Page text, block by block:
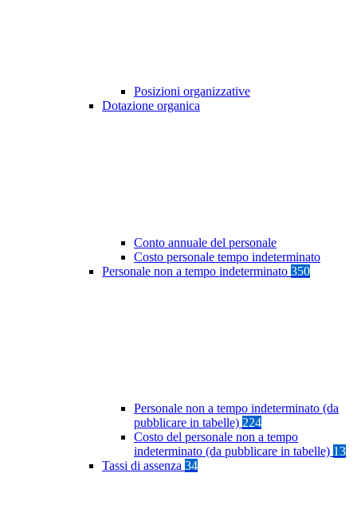
Posizioni organizzative
Dotazione organica
Conto annuale del personale
Costo personale tempo indeterminato
Personale non a tempo indeterminato 350
Personale non a tempo indeterminato (da
pubblicare in tabelle) 224
Costo del personale non a tempo
indeterminato (da pubblicare in tabelle) 13
Tassi di assenza 34